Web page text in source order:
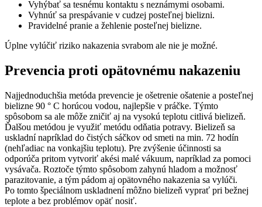
Vyhýbať sa tesnému kontaktu s neznámymi osobami.
Vyhnúť sa prespávanie v cudzej posteľnej bielizni.
Pravidelné pranie a žehlenie posteľnej bielizne.
Úplne vylúčiť riziko nakazenia svrabom ale nie je možné.
Prevencia proti opätovnému nakazeniu
Najjednoduchšia metóda prevencie je ošetrenie ošatenie a posteľnej
bielizne 90 ° C horúcou vodou, najlepšie v práčke. Týmto
spôsobom sa ale môže zničiť aj na vysokú teplotu citlivá bielizeň.
Ďalšou metódou je využiť metódu odňatia potravy. Bielizeň sa
uskladní napríklad do čistých sáčkov od smeti na min. 72 hodín
(nehľadiac na vonkajšiu teplotu). Pre zvýšenie účinnosti sa
odporúča pritom vytvoriť akési malé vákuum, napríklad za pomoci
vysávača. Roztoče týmto spôsobom zahynú hladom a možnosť
parazitovanie, a tým pádom aj opätovného nakazenia sa vylúči.
Po tomto špeciálnom uskladnení môžno bielizeň vyprať pri bežnej
teplote a bez problémov opäť nosiť.